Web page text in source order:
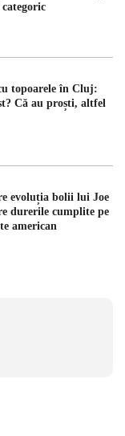
topoarele în Cluj:
Că au proști, altfel
evoluția bolii lui Joe
durerile cumplite pe
american